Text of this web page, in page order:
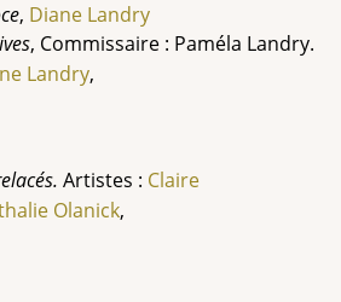
, Diane Landry
, Commissaire : Paméla Landry.
Landry,
Artistes : Claire
Olanick,